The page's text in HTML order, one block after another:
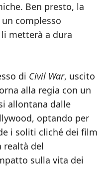
Ben presto, la
complesso
metterà a dura
di Civil War, uscito
alla regia con un
allontana dalle
optando per
i soliti cliché dei film
realtà del
sulla vita dei